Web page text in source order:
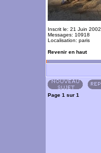
Inscrit le: 21 Juin 2002
Messages: 10918
Localisation: paris
Revenir en haut
Page 1 sur 1